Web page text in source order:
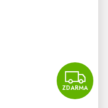
ZDARMA